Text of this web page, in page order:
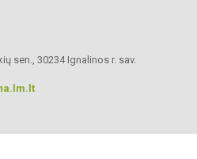
sen., 30234 Ignalinos r. sav.